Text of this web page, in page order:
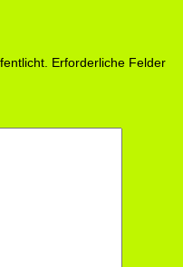
Erforderliche Felder